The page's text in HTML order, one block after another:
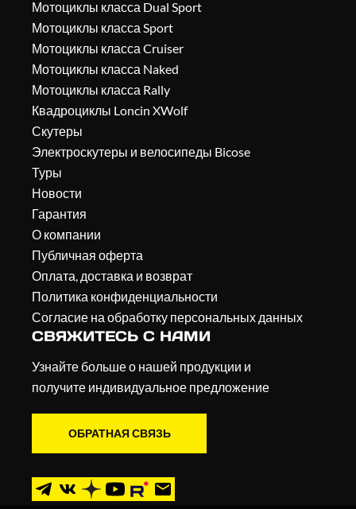
Мотоциклы класса Dual Sport
Мотоциклы класса Sport
Мотоциклы класса Cruiser
Мотоциклы класса Naked
Мотоциклы класса Rally
Квадроциклы Loncin XWolf
Скутеры
Электроскутеры и велосипеды Bicose
Туры
Новости
Гарантия
О компании
Публичная оферта
Оплата, доставка и возврат
Политика конфиденциальности
Согласие на обработку персональных данных
СВЯЖИТЕСЬ С НАМИ
Узнайте больше о нашей продукции и
получите индивидуальное предложение
ОБРАТНАЯ СВЯЗЬ